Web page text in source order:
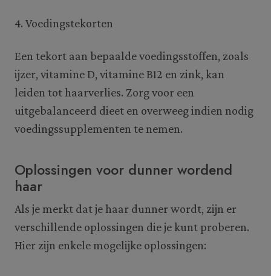
4. Voedingstekorten
Een tekort aan bepaalde voedingsstoffen, zoals
ijzer, vitamine D, vitamine B12 en zink, kan
leiden tot haarverlies. Zorg voor een
uitgebalanceerd dieet en overweeg indien nodig
voedingssupplementen te nemen.
Oplossingen voor dunner wordend
haar
Als je merkt dat je haar dunner wordt, zijn er
verschillende oplossingen die je kunt proberen.
Hier zijn enkele mogelijke oplossingen: